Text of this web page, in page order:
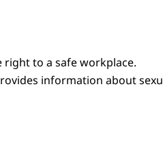
right to a safe workplace.
information about